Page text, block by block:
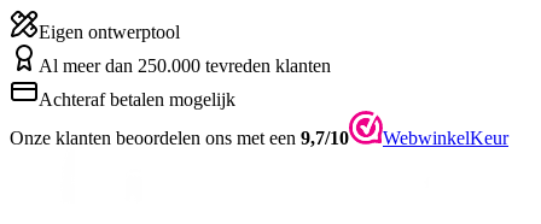
Eigen ontwerptool
Al meer dan 250.000 tevreden klanten
Achteraf betalen mogelijk
Onze klanten beoordelen ons met een 9,7/10 WebwinkelKeur